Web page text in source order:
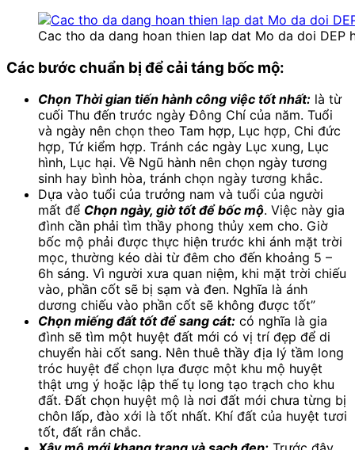
Cac tho da dang hoan thien lap dat Mo da doi DEP
Các bước chuẩn bị để cải táng bốc mộ:
Chọn Thời gian tiến hành công việc tốt nhất: là từ
cuối Thu đến trước ngày Đông Chí của năm. Tuổi
và ngày nên chọn theo Tam hợp, Lục hợp, Chi đức
hợp, Tứ kiểm hợp. Tránh các ngày Lục xung, Lục
hình, Lục hại. Về Ngũ hành nên chọn ngày tương
sinh hay bình hòa, tránh chọn ngày tương khắc.
Dựa vào tuổi của trưởng nam và tuổi của người
mất để Chọn ngày, giờ tốt để bốc mộ. Việc này gia
đình cần phải tìm thầy phong thủy xem cho. Giờ
bốc mộ phải được thực hiện trước khi ánh mặt trời
mọc, thường kéo dài từ đêm cho đến khoảng 5 –
6h sáng. Vì người xưa quan niệm, khi mặt trời chiếu
vào, phần cốt sẽ bị sạm và đen. Nghĩa là ánh
dương chiếu vào phần cốt sẽ không được tốt”
Chọn miếng đất tốt để sang cát: có nghĩa là gia
đình sẽ tìm một huyệt đất mới có vị trí đẹp để di
chuyển hài cốt sang. Nên thuê thầy địa lý tầm long
tróc huyệt để chọn lựa được một khu mộ huyệt
thật ưng ý hoặc lập thế tụ long tạo trạch cho khu
đất. Đất chọn huyệt mộ là nơi đất mới chưa từng bị
chôn lấp, đào xới là tốt nhất. Khí đất của huyệt tươi
tốt, đất rắn chắc.